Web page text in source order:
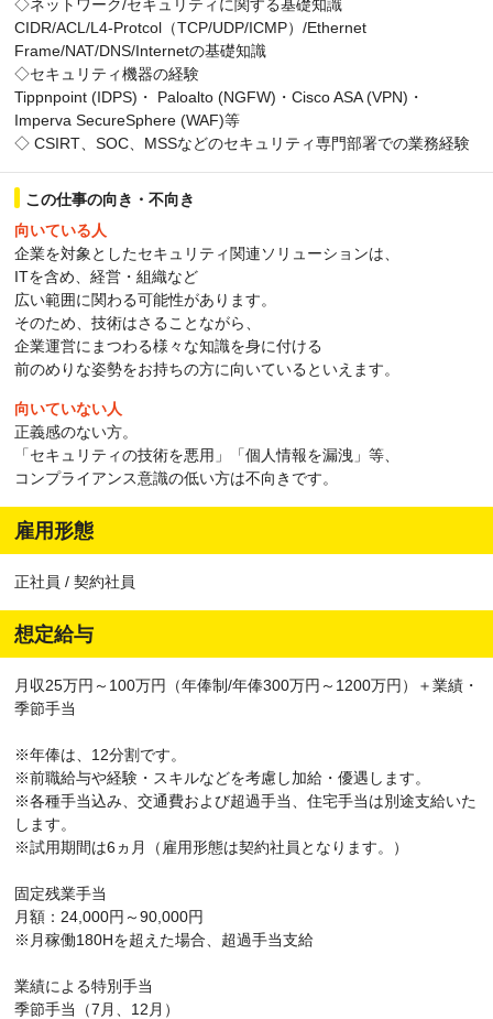
◇ネットワーク/セキュリティに関する基礎知識
CIDR/ACL/L4-Protcol（TCP/UDP/ICMP）/Ethernet
Frame/NAT/DNS/Internetの基礎知識
◇セキュリティ機器の経験
Tippnpoint (IDPS)・ Paloalto (NGFW)・Cisco ASA (VPN)・
Imperva SecureSphere (WAF)等
◇ CSIRT、SOC、MSSなどのセキュリティ専門部署での業務経験
この仕事の向き・不向き
向いている人
企業を対象としたセキュリティ関連ソリューションは、
ITを含め、経営・組織など
広い範囲に関わる可能性があります。
そのため、技術はさることながら、
企業運営にまつわる様々な知識を身に付ける
前のめりな姿勢をお持ちの方に向いているといえます。
向いていない人
正義感のない方。
「セキュリティの技術を悪用」「個人情報を漏洩」等、
コンプライアンス意識の低い方は不向きです。
雇用形態
正社員 / 契約社員
想定給与
月収25万円～100万円（年俸制/年俸300万円～1200万円）＋業績・
季節手当
※年俸は、12分割です。
※前職給与や経験・スキルなどを考慮し加給・優遇します。
※各種手当込み、交通費および超過手当、住宅手当は別途支給いた
します。
※試用期間は6ヵ月（雇用形態は契約社員となります。）
固定残業手当
月額：24,000円～90,000円
※月稼働180Hを超えた場合、超過手当支給
業績による特別手当
季節手当（7月、12月）